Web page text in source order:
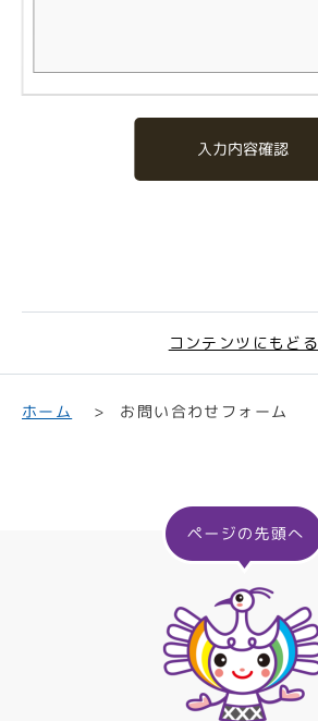
入力内容確認
コンテンツにもどる
ホーム お問い合わせフォーム